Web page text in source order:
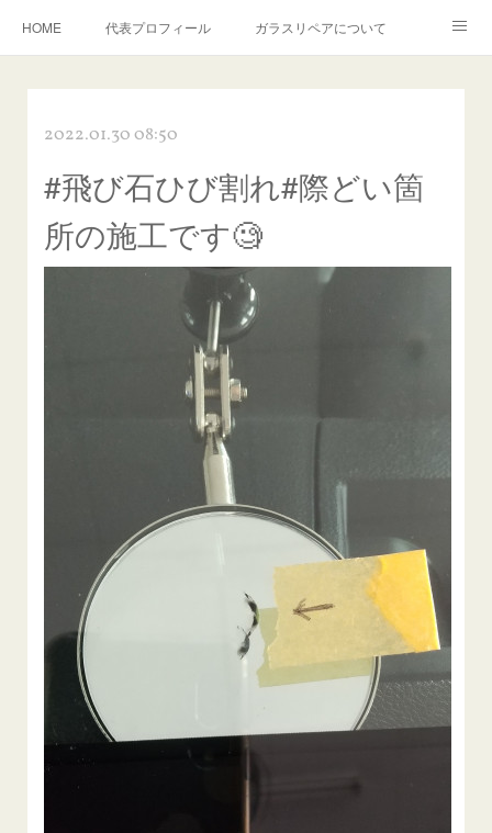
HOME 代表プロフィール ガラスリペアについて
飛び石施工料金について ガラスキズ取り/研磨・磨き・鱗取り
当店へのアクセス 建築ガラスキズ取り・研磨・磨き
【プロ使用】フッ素系ガラストリートメント『アクアペル』
当店の良心的価格の理由について
欧州車モールの白サビやシミを落とす！
instagram記事
飛び石ひび割れでヒビ先が伸びた場合は？
2022.01.30 08:50
#飛び石ひび割れ#際どい箇
所の施工です🧐